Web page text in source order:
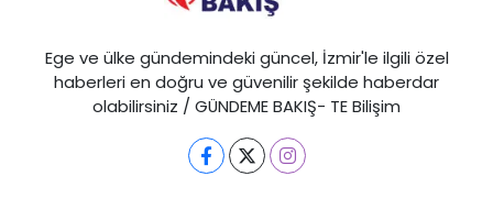
Ege ve ülke gündemindeki güncel, İzmir'le ilgili özel
haberleri en doğru ve güvenilir şekilde haberdar
olabilirsiniz / GÜNDEME BAKIŞ- TE Bilişim